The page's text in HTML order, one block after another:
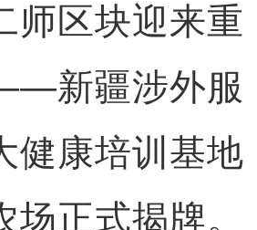
师区块迎来重
新疆涉外服
健康培训基地
场正式揭牌。